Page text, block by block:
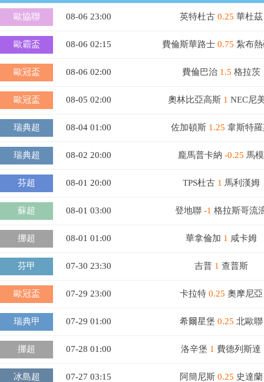
歐協聯 08-06 23:00 英特杜古 0.25 華杜茲
歐霸盃 08-06 02:15 費倫斯華路士 0.75 紮布
歐冠盃 08-06 02:00 費倫巴治 1.5 格拉茨
歐冠盃 08-05 02:00 奧林比亞高斯 1 NEC尼
瑞典超 08-04 01:00 佐加頓斯 1.25 韋斯特
瑞典超 08-02 20:00 龐馬普卡納 -0.25 馬模
芬超 08-01 20:00 TPS杜古 1 馬利漢姆
蘇超 08-01 03:00 登地聯 -1 格拉斯哥流
挪超 08-01 01:00 華拿倫加 1 咸卡姆
芬甲 07-30 23:30 吉普 1 查普斯
歐冠盃 07-29 23:00 卡拉特 0.25 奧摩尼亞
瑞典甲 07-29 01:00 希爾星堡 0.25 北歐聯
挪超 07-28 01:00 洛辛堡 1 費德列斯達
冰島超 07-27 03:15 阿簡尼斯 0.25 史達蘭